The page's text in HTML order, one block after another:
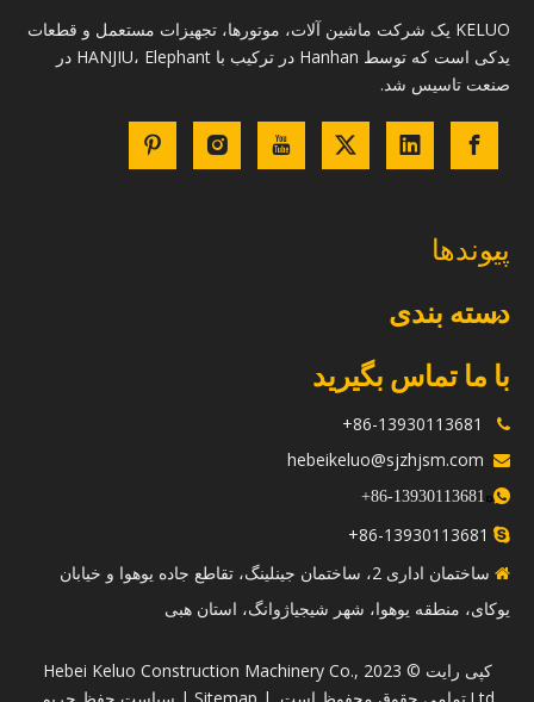
KELUO یک شرکت ماشین آلات، موتورها، تجهیزات مستعمل و قطعات
یدکی است که توسط Hanhan در ترکیب با HANJIU، Elephant در
صنعت تاسیس شد.
پیوندها
دسته بندی
با ما تماس بگیرید


hebeikeluo@sjzhjsm.com
ه 13930113681-86
+


ساختمان اداری 2، ساختمان جینلینگ، تقاطع جاده یوهوا و خیابان
یوکای، منطقه یوهوا، شهر شیجیاژوانگ، استان هبی
​کپی رایت © 2023 Hebei Keluo Construction Machinery Co.,